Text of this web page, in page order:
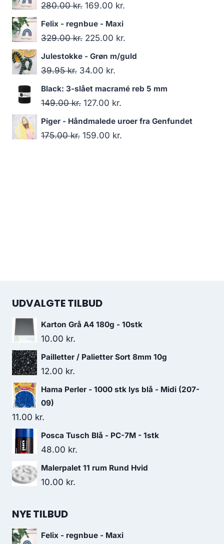
280.00kr. 169.00 kr.
Felix - regnbue - Maxi
329.00kr. 225.00 kr.
Julestokke - Grøn m/guld
39.95kr. 34.00 kr.
Black: 3-slået macramé reb 5 mm
149.00kr. 127.00 kr.
Piger - Håndmalede uroer fra Genfundet
175.00kr. 159.00 kr.
UDVALGTE TILBUD
Karton Grå A4 180g - 10stk
10.00 kr.
Pailletter / Palietter Sort 8mm 10g
12.00 kr.
Hama Perler - 1000 stk lys blå - Midi (207-
09)
11.00 kr.
Posca Tusch Blå - PC-7M - 1stk
48.00 kr.
Malerpalet 11 rum Rund Hvid
10.00 kr.
NYE TILBUD
Felix - regnbue - Maxi